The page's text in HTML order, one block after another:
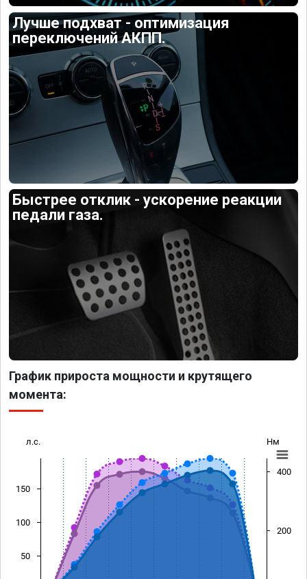
Лучше подхват - оптимизация
переключений АКПП.
Быстрее отклик - ускорение реакции
педали газа.
График прироста мощности и крутящего
момента:
л.с. Нм
50
100
150
200
400